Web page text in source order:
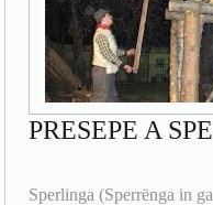
PRESEPE A
Sperlinga (Sperrënga in